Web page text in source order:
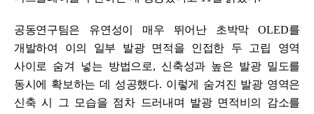
공동연구팀은 유연성이 매우 뛰어난 초박막OLED를
개발하여 이의 일부 발광 면적을 인접한 두 고립 영역
사이로 숨겨 넣는 방법으로, 신축성과 높은 발광 밀도를
동시에 확보하는 데 성공했다. 이렇게 숨겨진 발광 영역은
신축 시 그 모습을 점차 드러내며 발광 면적비의 감소를